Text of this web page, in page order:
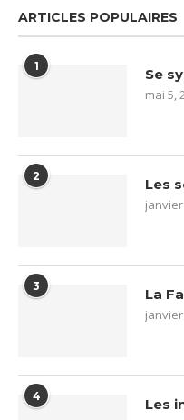
ARTICLES POPULAIRES
1 Se
mai 5,
2 Les
janvier
3 La
janvier
4 Les